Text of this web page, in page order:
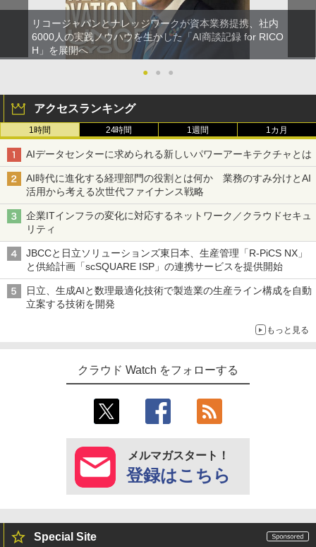
リコージャパンとナレッジワークが資本業務提携、社内
6000人の実践ノウハウを生かした「AI商談記録 for RICO
H」を展開へ
●
● ●
アクセスランキング
1時間 24時間 1週間 1カ月
AIデータセンターに求められる新しいパワーアーキテクチャとは
AI時代に進化する経理部門の役割とは何か 業務のすみ分けとAI
活用から考える次世代ファイナンス戦略
企業ITインフラの変化に対応するネットワーク／クラウドセキュ
リティ
JBCCと日立ソリューションズ東日本、生産管理「R-PiCS NX」
と供給計画「scSQUARE ISP」の連携サービスを提供開始
日立、生成AIと数理最適化技術で製造業の生産ライン構成を自動
立案する技術を開発
もっと見る
クラウド Watch をフォローする
メルマガスタート！
登録はこちら
Special Site